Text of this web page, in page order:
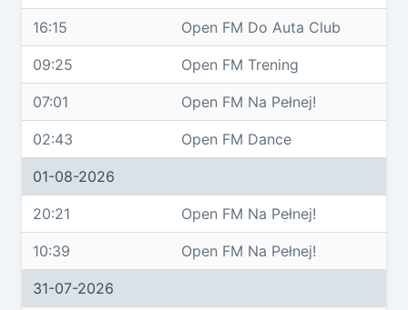
16:15 Open FM Do Auta Club
09:25 Open FM Trening
07:01 Open FM Na Pełnej!
02:43 Open FM Dance
01-08-2026
20:21 Open FM Na Pełnej!
10:39 Open FM Na Pełnej!
31-07-2026